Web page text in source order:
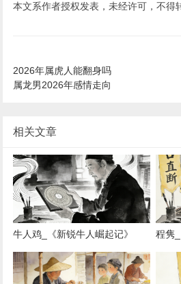
本文系作者授权发表，未经许可，不得
2026年属虎人能翻身吗
属龙男2026年感情走向
相关文章
牛人鸡_《新锐牛人崛起记》
《牛人新势力崛起》 《牛人新篇
章》 《新锐牛人风云》
程隽